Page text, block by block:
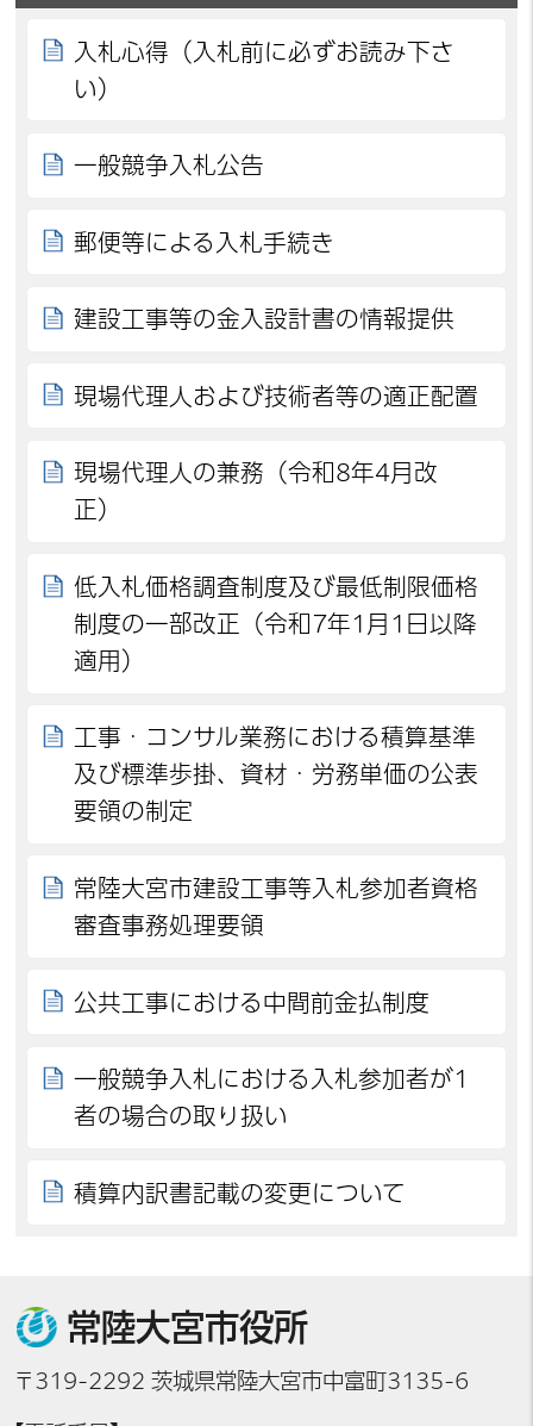
入札心得（入札前に必ずお読み下さ
い）
一般競争入札公告
郵便等による入札手続き
建設工事等の金入設計書の情報提供
現場代理人および技術者等の適正配置
現場代理人の兼務（令和8年4月改
正）
低入札価格調査制度及び最低制限価格
制度の一部改正（令和7年1月1日以降
適用）
工事・コンサル業務における積算基準
及び標準歩掛、資材・労務単価の公表
要領の制定
常陸大宮市建設工事等入札参加者資格
審査事務処理要領
公共工事における中間前金払制度
一般競争入札における入札参加者が1
者の場合の取り扱い
積算内訳書記載の変更について
常陸大宮市役所
〒319-2292 茨城県常陸大宮市中富町3135-6